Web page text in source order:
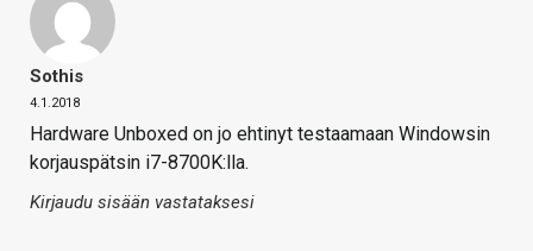
Sothis
4.1.2018
Hardware Unboxed on jo ehtinyt testaamaan Windowsin
korjauspätsin i7-8700K:lla.
Kirjaudu sisään vastataksesi